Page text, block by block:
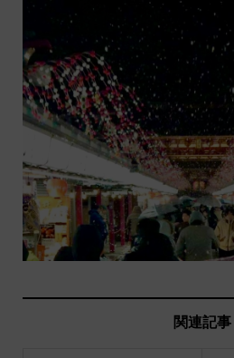
関連記事